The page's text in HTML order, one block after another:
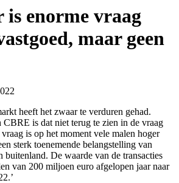
is enorme vraag
maar geen
heeft het zwaar te verduren gehad.
CBRE is dat niet terug te zien in de vraag
is op het moment vele malen hoger
sterk toenemende belangstelling van
buitenland. De waarde van de transacties
van 200 miljoen euro afgelopen jaar naar